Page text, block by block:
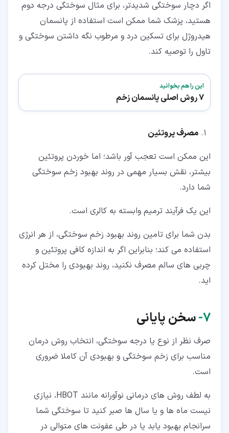
اگر دچار سوختگی شدیدتر، برای مثال سوختگی درجه دوم
هستید، پزشک شما ممکن است استفاده از پانسمان
هیدروژل برای تسکین درد و مرطوب نگه داشتن سوختگی و
تاول را توصیه کند.
این را هم بخوانید
7 روش اصلی پانسمان زخم
مصرف پروتئین
این ممکن است تعجب آور باشد؛ اما خوردن پروتئین
بیشتر، نقش بسیار مهمی در روند بهبود زخم سوختگی
شما دارد.
این یک فرآیند ترمیم وابسته به کالری است.
بدن شما برای تامین روند بهبود زخم سوختگی، از هر انرژی
استفاده می کند؛ بنابراین اگر به اندازه کافی پروتئین و
چربی های سالم مصرف نکنید، روند بهبودی را مختل کرده
اید.
۷‏- سخن پایانی
صرف نظر از نوع یا درجه سوختگی، انتخاب روش درمان
مناسب برای زخم سوختگی و بهبودی آن کاملا ضروری
است.
به لطف روش های درمانی نوآورانه مانند HBOT، نیازی
نیست ماه ها و یا سال ها صبر کنید تا سوختگی شما
سرانجام بهبود یابد یا در طی عفونت های متوالی در